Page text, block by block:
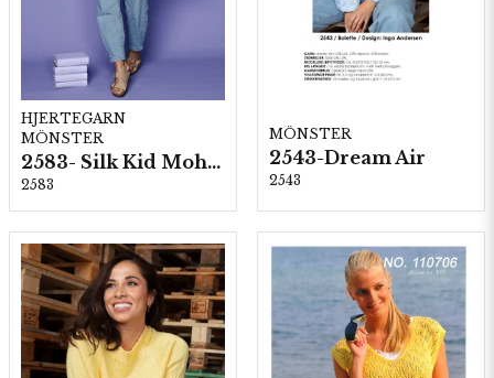
HJERTEGARN
MÖNSTER
2583- Silk Kid Mohair
2583
MÖNSTER
2543-Dream Air
2543